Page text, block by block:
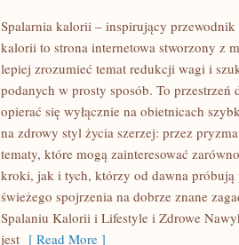
Spalarnia kalorii – inspirujący
kalorii to strona internetowa stworzony z
lepiej zrozumieć temat redukcji wagi i
podanych w prosty sposób. To
opierać się wyłącznie na obietnicach
na zdrowy styl życia szerzej: przez
tematy, które mogą zainteresować
kroki, jak i tych, którzy od dawna
świeżego spojrzenia na dobrze znane
Spalaniu Kalorii i Lifestyle i Zdrowe
jest [ Read More ]